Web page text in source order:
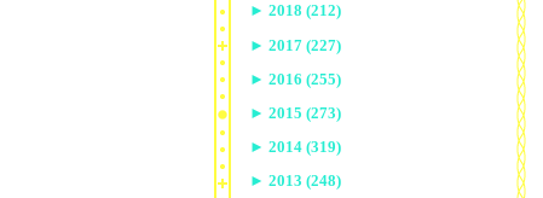
► 2018 (212)
► 2017 (227)
► 2016 (255)
► 2015 (273)
► 2014 (319)
► 2013 (248)